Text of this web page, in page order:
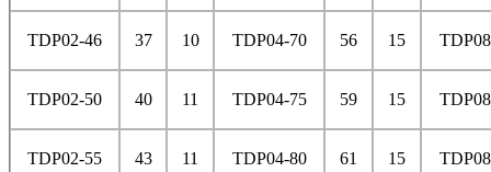
TDP02-46 37 10 TDP04-70 56 15
TDP02-50 40 11 TDP04-75 59 15
TDP02-55 43 11 TDP04-80 61 15